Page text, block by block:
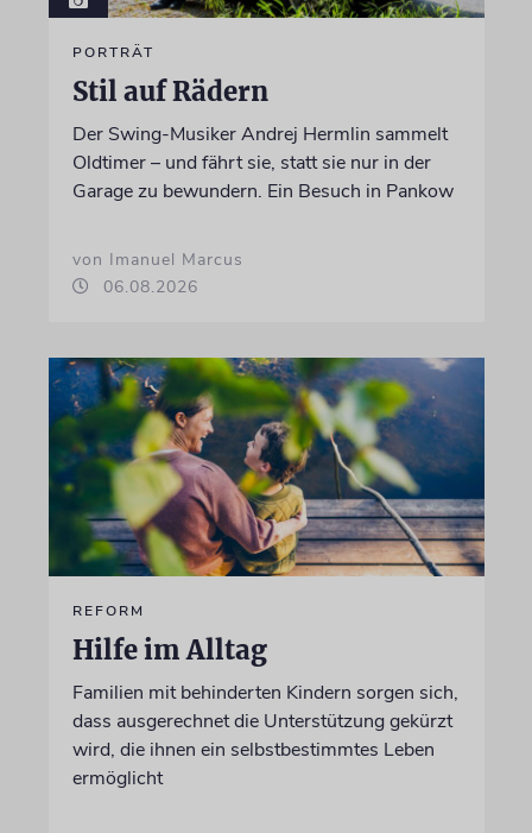
PORTRÄT
Stil auf Rädern
Der Swing-Musiker Andrej Hermlin sammelt
Oldtimer – und fährt sie, statt sie nur in der
Garage zu bewundern. Ein Besuch in Pankow
von Imanuel Marcus
06.08.2026
REFORM
Hilfe im Alltag
Familien mit behinderten Kindern sorgen sich,
dass ausgerechnet die Unterstützung gekürzt
wird, die ihnen ein selbstbestimmtes Leben
ermöglicht